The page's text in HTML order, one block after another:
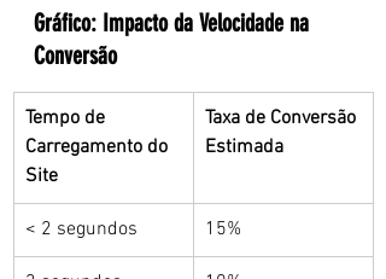
Gráfico: Impacto da Velocidade na
Conversão
Tempo de
Carregamento do
Site
Taxa de Conversão
Estimada
< 2 segundos 15%